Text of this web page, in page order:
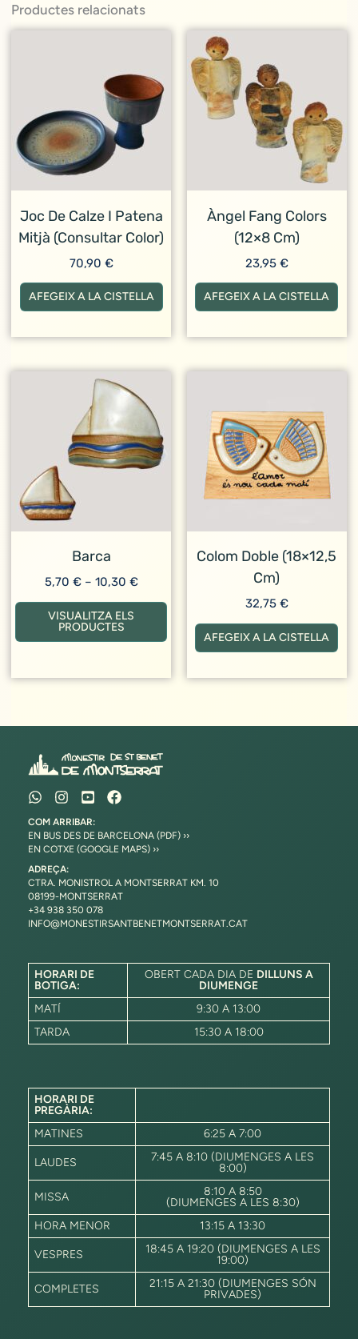
Productes relacionats
Joc De Calze I Patena
Mitjà (consultar Color)
70,90 €
AFEGEIX A LA CISTELLA
Àngel Fang Colors
(12×8 Cm)
23,95 €
AFEGEIX A LA CISTELLA
Barca
5,70 € – 10,30 €Interval
a
VISUALITZA ELS
PRODUCTES
Colom Doble (18×12,5
Cm)
32,75 €
AFEGEIX A LA CISTELLA
COM ARRIBAR:
EN BUS DES DE BARCELONA (PDF) ››
EN COTXE (GOOGLE MAPS) ››
ADREÇA:
CTRA. MONISTROL A MONTSERRAT KM. 10
08199-MONTSERRAT
+34 938 350 078
INFO@MONESTIRSANTBENETMONTSERRAT.CAT
HORARI DE
BOTIGA:
OBERT CADA DIA DE DILLUNS A
DIUMENGE
MATÍ
9:30 A 13:00
TARDA
15:30 A 18:00
HORARI DE
PREGÀRIA:
MATINES
6:25 A 7:00
LAUDES
7:45 A 8:10 (DIUMENGES A LES
8:00)
MISSA
8:10 A 8:50
(DIUMENGES A LES 8:30)
HORA MENOR
13:15 A 13:30
VESPRES
18:45 A 19:20 (DIUMENGES A LES
19:00)
COMPLETES
21:15 A 21:30 (DIUMENGES SÓN
PRIVADES)